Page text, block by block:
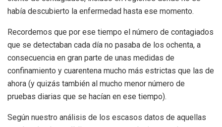
había descubierto la enfermedad hasta ese momento.
Recordemos que por ese tiempo el número de contagiados
que se detectaban cada día no pasaba de los ochenta, a
consecuencia en gran parte de unas medidas de
confinamiento y cuarentena mucho más estrictas que las de
ahora (y quizás también al mucho menor número de
pruebas diarias que se hacían en ese tiempo).
Según nuestro análisis de los escasos datos de aquellas